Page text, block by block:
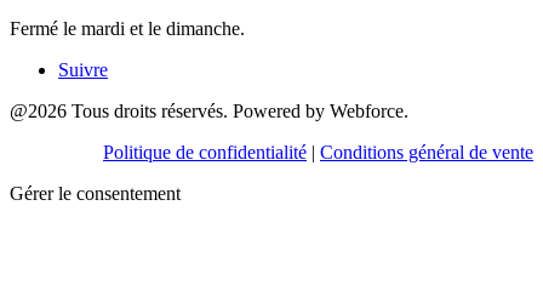
Fermé le mardi et le dimanche.
Suivre
@2026 Tous droits réservés. Powered by Webforce.
Politique de confidentialité | Conditions général de vente
Gérer le consentement